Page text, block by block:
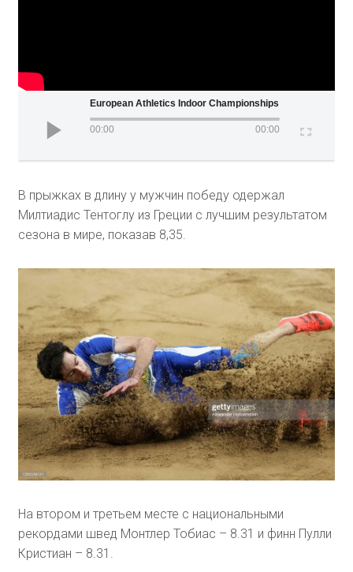
European Athletics Indoor Championships 2021 - 1500m Men
00:00 00:00
В прыжках в длину у мужчин победу одержал
Милтиадис Тентоглу из Греции с лучшим результатом
сезона в мире, показав 8,35.
На втором и третьем месте с национальными
рекордами швед Монтлер Тобиас – 8.31 и финн Пулли
Кристиан – 8.31.